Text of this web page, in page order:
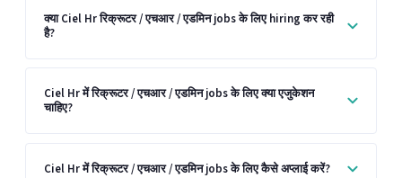
क्या Ciel Hr रिक्रूटर / एचआर / एडमिन jobs के लिए hiring कर रही
है?
Ciel Hr में रिक्रूटर / एचआर / एडमिन jobs के लिए क्या एजुकेशन
चाहिए?
Ciel Hr में रिक्रूटर / एचआर / एडमिन jobs के लिए कैसे अप्लाई करें?